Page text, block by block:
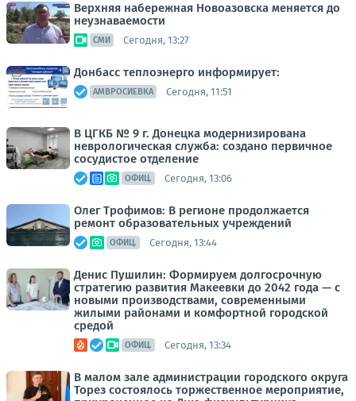
Верхняя набережная Новоазовска меняется до
неузнаваемости
СМИ Сегодня, 13:27
Донбасс теплоэнерго информирует:
АМВРОСИЕВКА Сегодня, 11:51
В ЦГКБ № 9 г. Донецка модернизирована
неврологическая служба: создано первичное
сосудистое отделение
ОФИЦ. Сегодня, 13:06
Олег Трофимов: В регионе продолжается
ремонт образовательных учреждений
ОФИЦ. Сегодня, 13:44
Денис Пушилин: Формируем долгосрочную
стратегию развития Макеевки до 2042 года — с
новыми производствами, современными
жилыми районами и комфортной городской
средой
ОФИЦ. Сегодня, 13:34
В малом зале администрации городского округа
Торез состоялось торжественное мероприятие,